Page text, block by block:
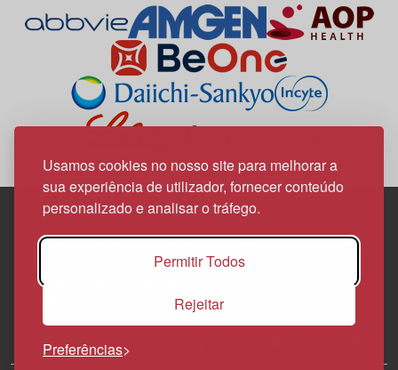
Usamos cookies no nosso site para melhorar a
sua experiência de utilizador, fornecer conteúdo
personalizado e analisar o tráfego.
Permitir Todos
Rejeitar
Preferências
Edif. Lisboa Oriente | Av. Infante D. Henrique, n.º 333H, esc.
1800-282 Lisboa | Portugal